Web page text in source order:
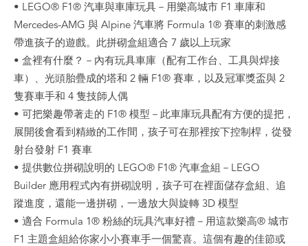
• LEGO® F1® 汽車與車庫玩具－用樂高城市 F1 車庫和
Mercedes-AMG 與 Alpine 汽車將 Formula 1® 賽車的刺激感
帶進孩子的遊戲。此拼砌盒組適合 7 歲以上玩家
• 盒裡有什麼？－內有玩具車庫（配有工作台、工具與焊接
車）、光頭胎疊成的塔和 2 輛 F1® 賽車，以及冠軍獎盃與 2
隻賽車手和 4 隻技師人偶
• 可把樂趣帶著走的 F1® 模型－此車庫玩具配有方便的提把，
展開後會看到精緻的工作間，孩子可在那裡按下控制桿，從發
射台發射 F1 賽車
• 提供數位拼砌說明的 LEGO® F1® 汽車盒組－LEGO
Builder 應用程式內有拼砌說明，孩子可在裡面儲存盒組、追
蹤進度，還能一邊拼砌，一邊放大與旋轉 3D 模型
• 適合 Formula 1® 粉絲的玩具汽車好禮－用這款樂高® 城市
F1 主題盒組給你家小小賽車手一個驚喜。這個有趣的佳節或